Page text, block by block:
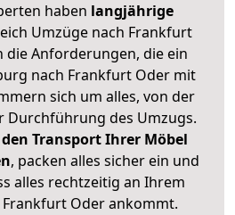
haben langjährige
Umzüge nach Frankfurt
die Anforderungen, die ein
nach Frankfurt Oder mit
sich um alles, von der
Durchführung des Umzugs.
Transport Ihrer Möbel
, packen alles sicher ein und
alles rechtzeitig an Ihrem
Oder ankommt.